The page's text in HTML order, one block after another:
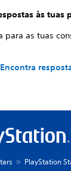
às tuas
para as tuas
Encontra
PlayStation